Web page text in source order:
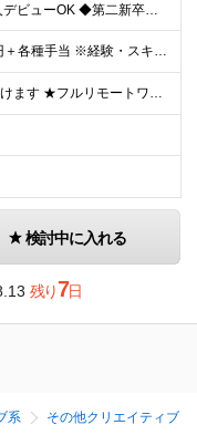
◆未経験歓迎 ◆社会人デビューOK ◆第二新卒も歓迎 ◆学歴不問 ………………‥・*.+ 応募時に特別なスキルや経験は必要ありません。 正社員経験がない方も歓迎します！ +.*・‥……………… L
★月給30万円～40万円＋各種手当 ※経験・スキルを考慮して金額を決定します ※上記月給は固定残業代（20時間分／3万2000円～）を含む ※超過分は別途支給します ★試用期間：7ヶ月間あり（待遇に
★全国どこからでも働けます ★フルリモートワークが可能 ★希望に100％応じます！ ■所属は横浜本社となります。 神奈川県横浜市中区長者町2-6-3 テクノサイシング長者町ビル7F ※(変更の範囲)
検討中に入れる
残り7日
系
その他クリエイティブ